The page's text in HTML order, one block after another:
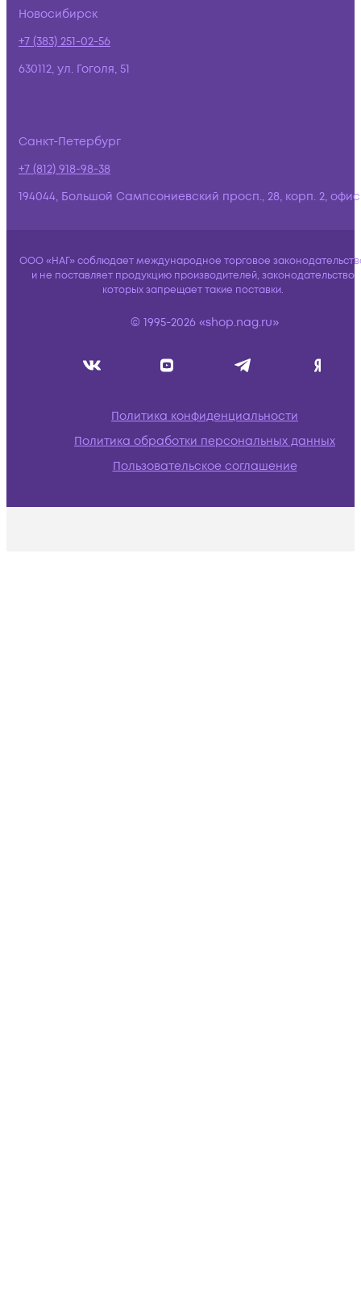
Новосибирск
+7 (383) 251-02-56
630112, ул. Гоголя, 51
Санкт-Петербург
+7 (812) 918-98-38
194044, Большой Сампсониевский просп., 28, корп. 2,
ООО «НАГ» соблюдает международное торговое
и не поставляет продукцию производителей, законодательство
которых запрещает такие поставки.
© 1995-2026 «shop.nag.ru»
Политика конфиденциальности
Политика обработки персональных данных
Пользовательское соглашение